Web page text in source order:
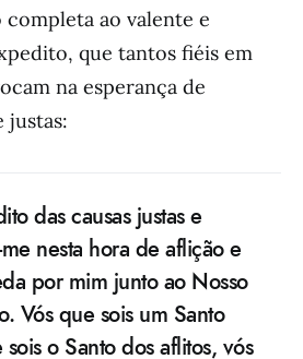
completa ao valente e
que tantos fiéis em
na esperança de
justas:
das causas justas e
nesta hora de aflição e
por mim junto ao Nosso
Vós que sois um Santo
o Santo dos aflitos, vós